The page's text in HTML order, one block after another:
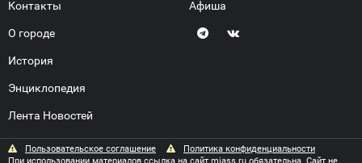
Контакты
О городе
История
Энциклопедия
Лента Новостей
Афиша
Пользовательское соглашение
Политика конфиденциальности
При использовании материалов ссылка на сайт miass.ru обязательна. Сайт не